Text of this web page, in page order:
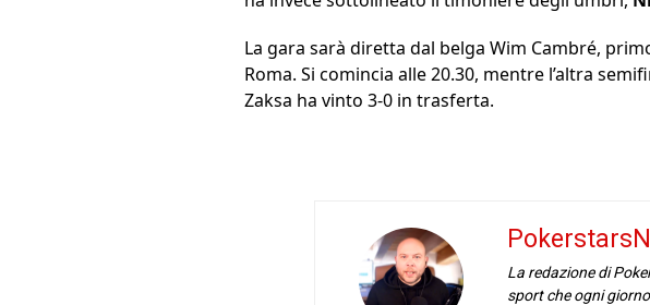
La gara sarà diretta dal belga Wim Cambré,
Roma. Si comincia alle 20.30, mentre l’altra
Zaksa ha vinto 3-0 in trasferta.
La redazione di
sport che ogni